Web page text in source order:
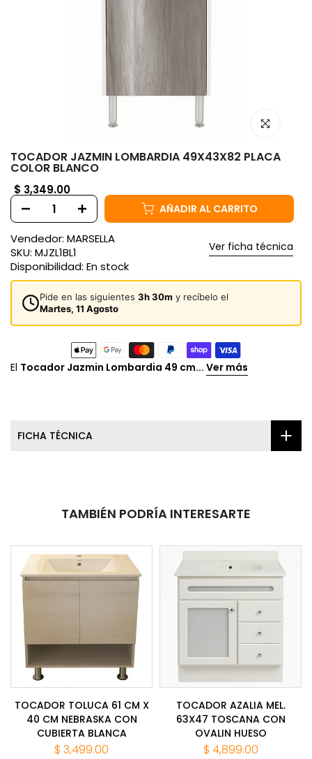
Haz clic
TOCADOR JAZMIN LOMBARDIA 49X43X82 PLACA
COLOR BLANCO
$ 3,349.00
AÑADIR AL CARRITO
Ver ficha técnica
Vendedor: MARSELLA
SKU: MJZL1BL1
Disponibilidad: En stock
Pide en las siguientes 3h 30m y recíbelo el
Martes, 11 Agosto
El Tocador Jazmin Lombardia 49 cm... Ver más
FICHA TÉCNICA
TAMBIÉN PODRÍA INTERESARTE
TOCADOR TOLUCA 61 CM X
40 CM NEBRASKA CON
CUBIERTA BLANCA
$ 3,499.00
TOCADOR AZALIA MEL.
63X47 TOSCANA CON
OVALIN HUESO
$ 4,899.00